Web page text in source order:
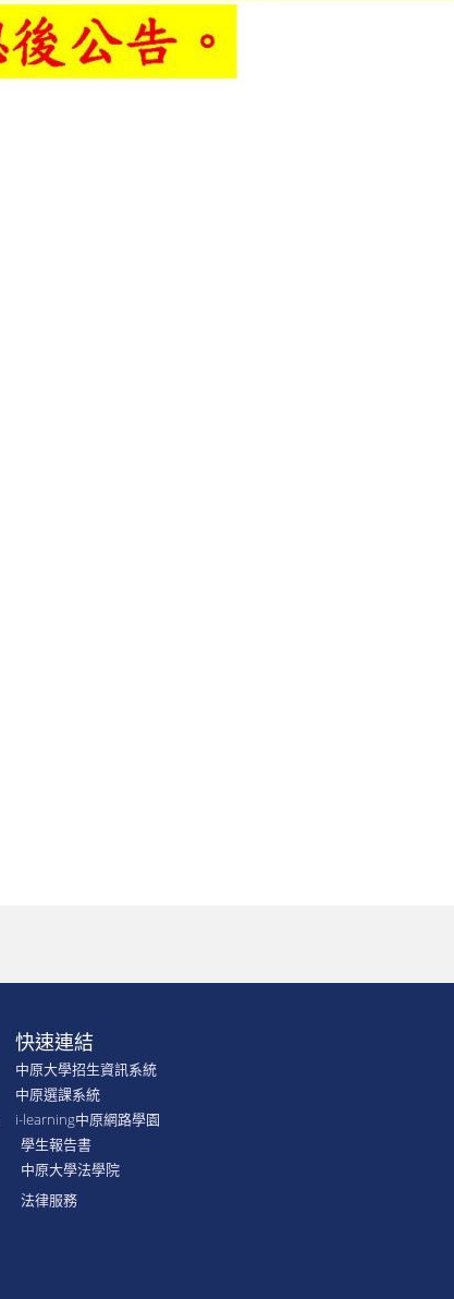
快速連結
中原大學招生資訊系統
中原選課系統
i-learning中原網路學園
學生報告書
中原大學法學院
法律服務